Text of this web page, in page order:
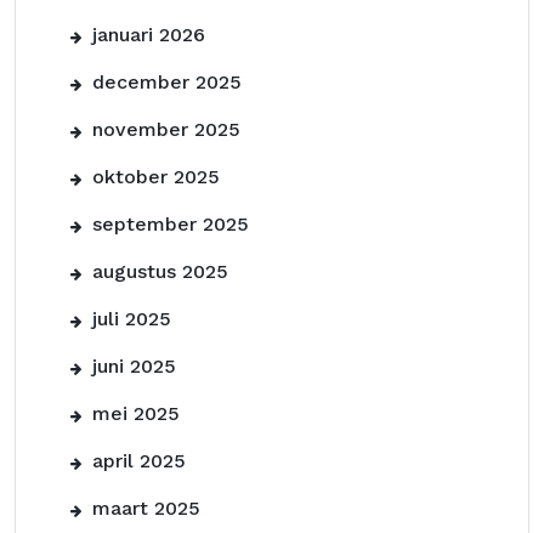
januari 2026
december 2025
november 2025
oktober 2025
september 2025
augustus 2025
juli 2025
juni 2025
mei 2025
april 2025
maart 2025